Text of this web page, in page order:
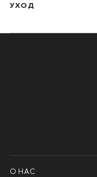
УХОД
О НАС